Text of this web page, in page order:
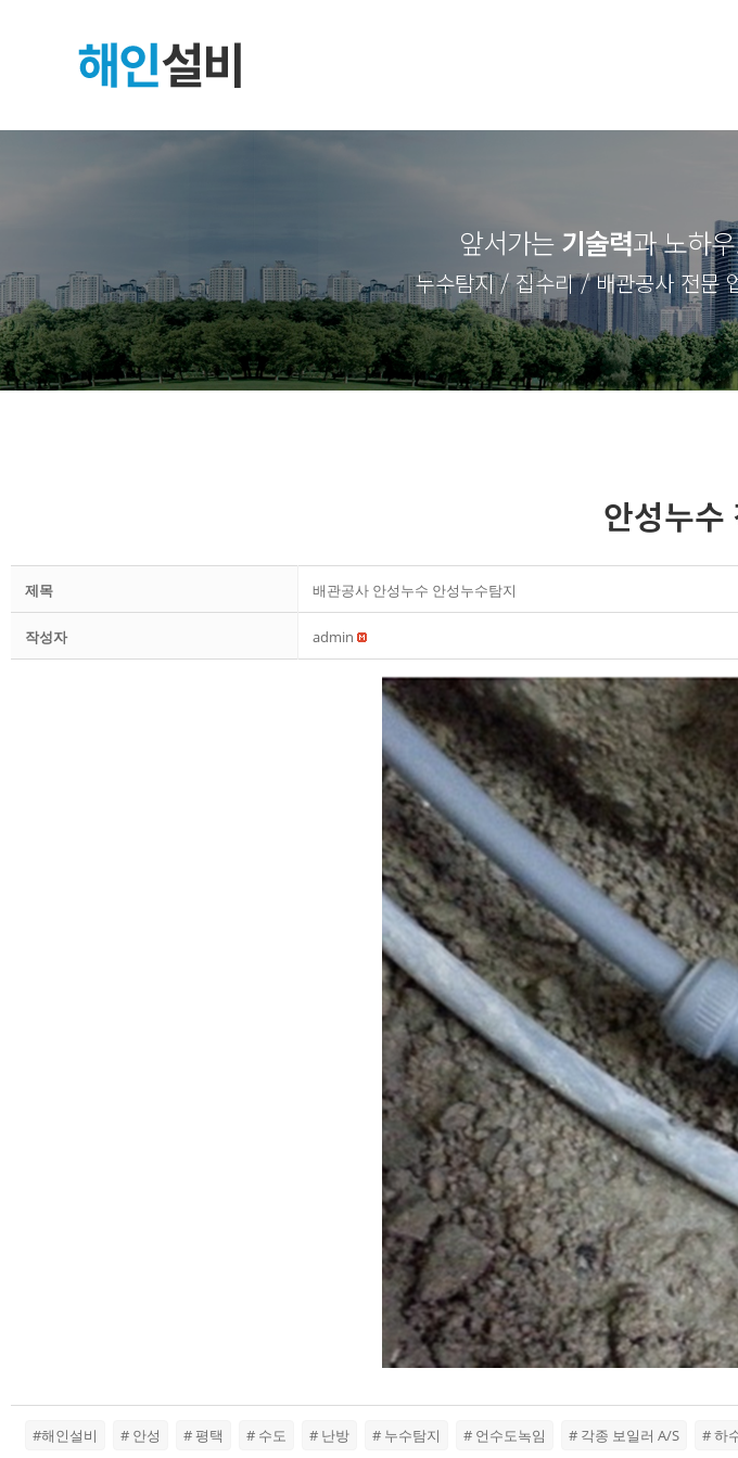
앞서가는기술력과 노하우
누수탐지 / 집수리 / 배관공사 전문
안성누수
제목 배관공사 안성누수 안성누수탐지
작성자 admin
#해인설비 # 안성 # 평택 # 수도 # 난방 # 누수탐지 # 언수도녹임 # 각종 보일러 A/S # 하